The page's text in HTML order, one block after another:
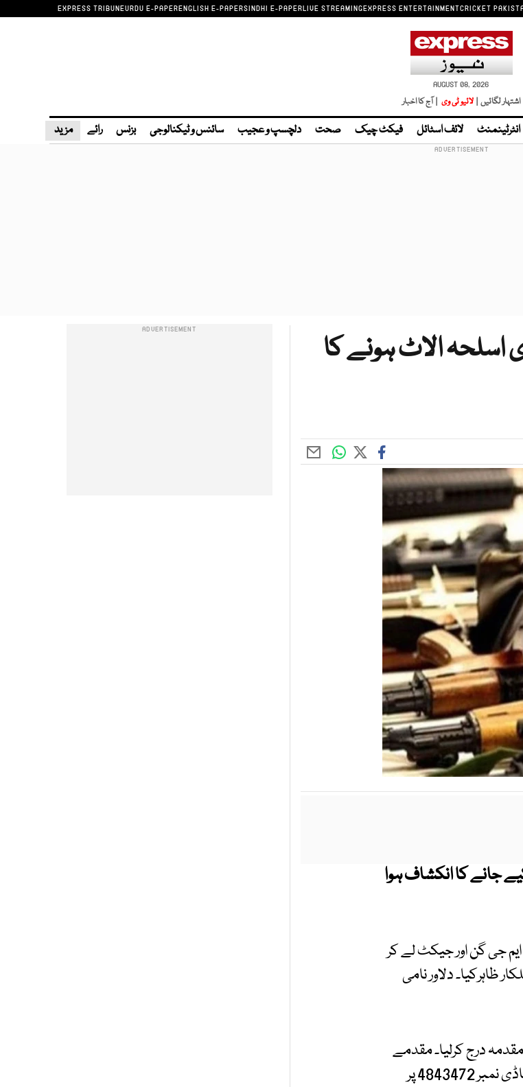
EXPRESS TRIBUNEURDU E-PAPERENGLISH E-PAPERSINDHI E-PAPERLIVE STREAMINGEXPRESS ENTERTAINMENTCRICKET
AUGUST 08, 2026
اشتہار لگائیں | لائیو ٹی وی | آج کا اخبار
انٹرٹینمنٹ لائف اسٹائل فیکٹ چیک صحت دلچسپ و عجیب سائنس و ٹیکنالوجی بزنس رائے مزید
اسلحہ الاٹ ہونے کا
جانے کا انکشاف ہوا
جی گن اور جیکٹ لے کر
ظاہرکیا۔ دلاور نامی
درج کرلیا۔ مقدمے
کے متن کے مطابق نامعلوم شخص نے ایس ایم جی گن نمبر 2183 اورباڈی نمبر 4843472 پر